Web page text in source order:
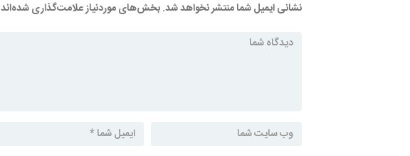
نشانی ایمیل شما منتشر نخواهد شد.بخش‌های موردنیاز علامت‌گذاری شده‌اند